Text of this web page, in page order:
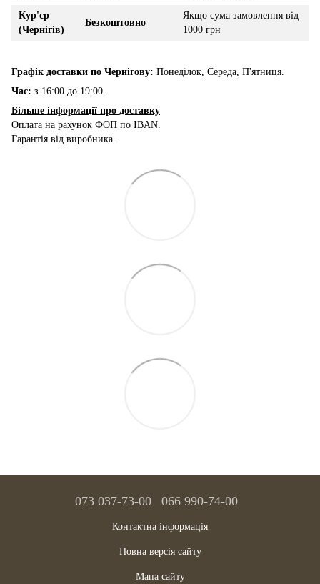
Кур'єр
(Чернігів)
Безкоштовно
Якщо сума замовлення від
1000 грн
Графік доставки по Чернігову: Понеділок, Середа, П'ятниця.
Час: з 16:00 до 19:00.
Більше інформації про доставку
Оплата на рахунок ФОП по IBAN.
Гарантія від виробника.
073 037-73-00 066 990-74-00
Контактна інформація
Повна версія сайту
Мапа сайту